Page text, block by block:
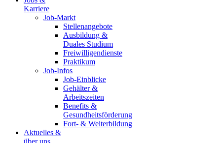
Karriere
Job-Markt
Stellenangebote
Ausbildung &
Duales Studium
Freiwilligendienste
Praktikum
Job-Infos
Job-Einblicke
Gehälter &
Arbeitszeiten
Benefits &
Gesundheitsförderung
Fort- & Weiterbildung
Aktuelles &
über uns